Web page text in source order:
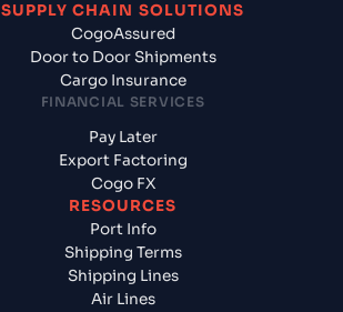
SUPPLY CHAIN SOLUTIONS
CogoAssured
Door to Door Shipments
Cargo Insurance
FINANCIAL SERVICES
Pay Later
Export Factoring
Cogo FX
RESOURCES
Port Info
Shipping Terms
Shipping Lines
Air Lines